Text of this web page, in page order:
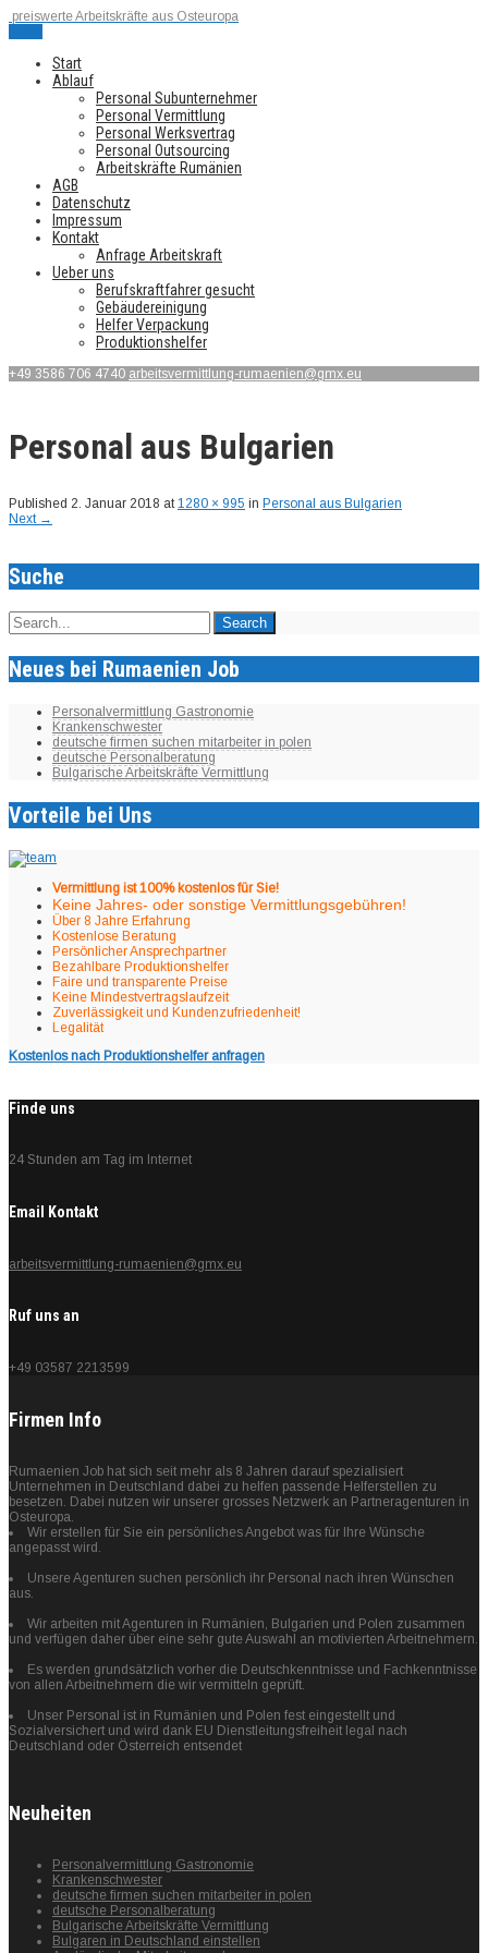
preiswerte Arbeitskräfte aus Osteuropa
Start
Ablauf
Personal Subunternehmer
Personal Vermittlung
Personal Werksvertrag
Personal Outsourcing
Arbeitskräfte Rumänien
AGB
Datenschutz
Impressum
Kontakt
Anfrage Arbeitskraft
Ueber uns
Berufskraftfahrer gesucht
Gebäudereinigung
Helfer Verpackung
Produktionshelfer
+49 3586 706 4740 arbeitsvermittlung-rumaenien@gmx.eu
Personal aus Bulgarien
Published 2. Januar 2018 at1280 × 995 in Personal aus Bulgarien
Next →
Suche
Neues bei Rumaenien Job
Personalvermittlung Gastronomie
Krankenschwester
deutsche firmen suchen mitarbeiter in polen
deutsche Personalberatung
Bulgarische Arbeitskräfte Vermittlung
Vorteile bei Uns
Vermittlung ist 100% kostenlos für Sie!
Keine Jahres- oder sonstige Vermittlungsgebühren!
Über 8 Jahre Erfahrung
Kostenlose Beratung
Persönlicher Ansprechpartner
Bezahlbare Produktionshelfer
Faire und transparente Preise
Keine Mindestvertragslaufzeit
Zuverlässigkeit und Kundenzufriedenheit!
Legalität
Kostenlos nach Produktionshelfer anfragen
Finde uns
24 Stunden am Tag im Internet
Email Kontakt
arbeitsvermittlung-rumaenien@gmx.eu
Ruf uns an
+49 03587 2213599
Firmen Info
Rumaenien Job hat sich seit mehr als 8 Jahren darauf spezialisiert
Unternehmen in Deutschland dabei zu helfen passende Helferstellen zu
besetzen. Dabei nutzen wir unserer grosses Netzwerk an Partneragenturen in
Osteuropa.
Wir erstellen für Sie ein persönliches Angebot was für Ihre Wünsche
angepasst wird.
Unsere Agenturen suchen persönlich ihr Personal nach ihren Wünschen
aus.
Wir arbeiten mit Agenturen in Rumänien, Bulgarien und Polen zusammen
und verfügen daher über eine sehr gute Auswahl an motivierten Arbeitnehmern.
Es werden grundsätzlich vorher die Deutschkenntnisse und Fachkenntnisse
von allen Arbeitnehmern die wir vermitteln geprüft.
Unser Personal ist in Rumänien und Polen fest eingestellt und
Sozialversichert und wird dank EU Dienstleitungsfreiheit legal nach
Deutschland oder Österreich entsendet
Neuheiten
Personalvermittlung Gastronomie
Krankenschwester
deutsche firmen suchen mitarbeiter in polen
deutsche Personalberatung
Bulgarische Arbeitskräfte Vermittlung
Bulgaren in Deutschland einstellen